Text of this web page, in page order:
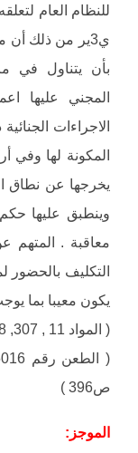
للنظام العام
ي3ير من ذلك
بأن يتناول في
الاجراءات
المكونة لها وفي
معاقبة . المتهم
التكليف بالحضور
يكون معيبا بما
( المواد 11 , 307, 308 اجراءات )
ص396 )
الموجز: